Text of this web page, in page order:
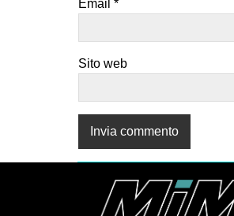
RECENSIONI
INTERNAZIONALE
AFRICA
ESTREMO ORIENTE
EUROPA
MEDIO ORIENTE
MONDO
Email *
Sito web